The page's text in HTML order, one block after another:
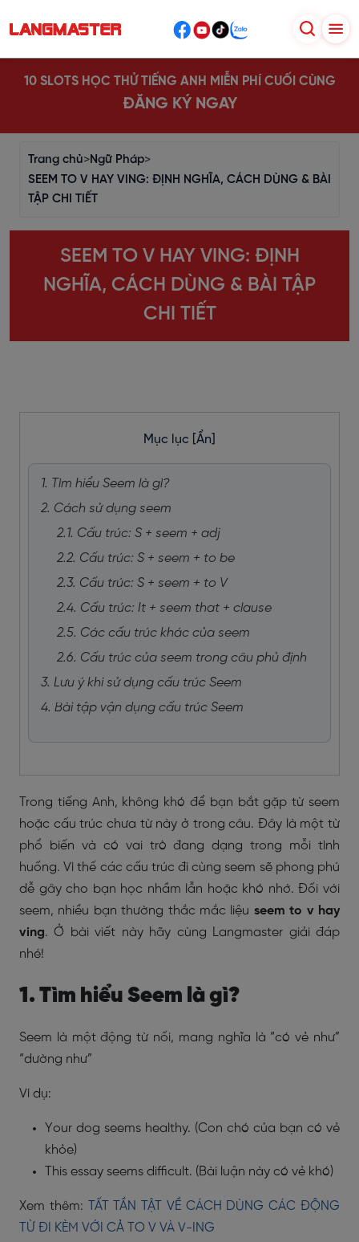
10 SLOTS HỌC THỬ TIẾNG ANH MIỄN PHÍ CUỐI CÙNG
ĐĂNG KÝ NGAY
Trang chủ>Ngữ Pháp>
SEEM TO V HAY VING: ĐỊNH NGHĨA, CÁCH DÙNG & BÀI
TẬP CHI TIẾT
SEEM TO V HAY VING: ĐỊNH
NGHĨA, CÁCH DÙNG & BÀI TẬP
CHI TIẾT
Mục lục [Ẩn]
1. Tìm hiểu Seem là gì?
2. Cách sử dụng seem
2.1. Cấu trúc: S + seem + adj
2.2. Cấu trúc: S + seem + to be
2.3. Cấu trúc: S + seem + to V
2.4. Cấu trúc: It + seem that + clause
2.5. Các cấu trúc khác của seem
2.6. Cấu trúc của seem trong câu phủ định
3. Lưu ý khi sử dụng cấu trúc Seem
4. Bài tập vận dụng cấu trúc Seem
Trong tiếng Anh, không khó để bạn bắt gặp từ seem
hoặc cấu trúc chưa từ này ở trong câu. Đây là một từ
phổ biến và có vai trò đang dạng trong mỗi tình
huống. Vì thế các cấu trúc đi cùng seem sẽ phong phú
dễ gây cho bạn học nhầm lẫn hoặc khó nhớ. Đối với
seem, nhiều bạn thường thắc mắc liệu seem to v hay
ving. Ở bài viết này hãy cùng Langmaster giải đáp
nhé!
1. Tìm hiểu Seem là gì?
Seem là một động từ nối, mang nghĩa là “có vẻ như”
“dường như”
Ví dụ:
Your dog seems healthy. (Con chó của bạn có vẻ
khỏe)
This essay seems difficult. (Bài luận này có vẻ khó)
Xem thêm:
TẤT TẦN TẬT VỀ CÁCH DÙNG CÁC ĐỘNG
TỪ ĐI KÈM VỚI CẢ TO V VÀ V-ING